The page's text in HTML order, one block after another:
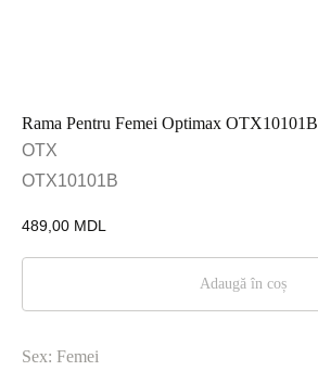
Rama Pentru Femei Optimax OTX10101B
OTX
OTX10101B
489,00 MDL
Adaugă în coș
Sex: Femei